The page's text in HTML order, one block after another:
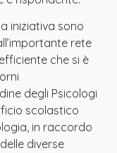
iniziativa sono
rete
che si è
degli Psicologi
scolastico
in raccordo
diverse